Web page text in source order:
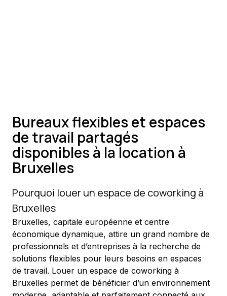
Bureaux flexibles et espaces
de travail partagés
disponibles à la location à
Bruxelles
Pourquoi louer un espace de coworking à
Bruxelles
Bruxelles, capitale européenne et centre
économique dynamique, attire un grand nombre de
professionnels et d’entreprises à la recherche de
solutions flexibles pour leurs besoins en espaces
de travail. Louer un espace de coworking à
Bruxelles permet de bénéficier d’un environnement